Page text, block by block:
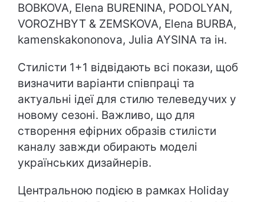
BOBKOVA, Elena BURENINA, PODOLYAN,
VOROZHBYT & ZEMSKOVA, Elena BURBA,
kamenskakononova, Julia AYSINA та ін.
Стилісти 1+1 відвідають всі покази, щоб
визначити варіанти співпраці та
актуальні ідеї для стилю телеведучих у
новому сезоні. Важливо, що для
створення ефірних образів стилісти
каналу завжди обирають моделі
українських дизайнерів.
Центральною подією в рамках Holiday